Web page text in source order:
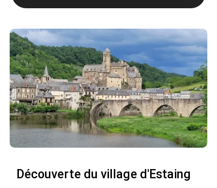
Découverte du village d'Estaing